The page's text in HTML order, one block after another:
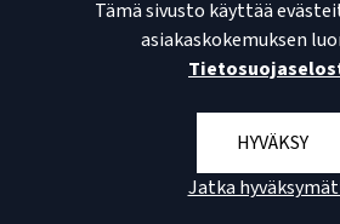
Tämä sivusto käyttää
asiakaskokemuksen
HYVÄKSY
Jatka